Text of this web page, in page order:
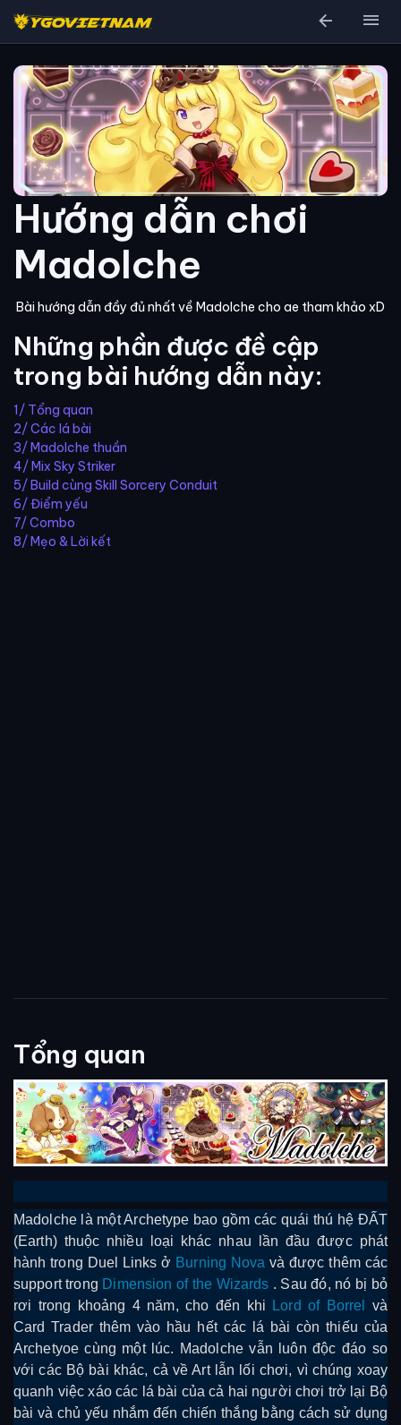
arrow_back menu
Hướng dẫn chơi
Madolche
Bài hướng dẫn đầy đủ nhất về Madolche cho ae tham khảo xD
Những phần được đề cập
trong bài hướng dẫn này:
1/ Tổng quan
2/ Các lá bài
3/ Madolche thuần
4/ Mix Sky Striker
5/ Build cùng Skill Sorcery Conduit
6/ Điểm yếu
7/ Combo
8/ Mẹo & Lời kết
Tổng quan
Madolche là một Archetype bao gồm các quái thú hệ ĐẤT
(Earth) thuộc nhiều loại khác nhau lần đầu được phát
hành trong Duel Links ở Burning Nova và được thêm các
support trong Dimension of the Wizards . Sau đó, nó bị bỏ
rơi trong khoảng 4 năm, cho đến khi
Lord of Borrel
và
Card Trader thêm vào hầu hết các lá bài còn thiếu của
Archetyoe cùng một lúc. Madolche vẫn luôn độc đáo so
với các Bộ bài khác, cả về Art lẫn lối chơi, vì chúng xoay
quanh việc xáo các lá bài của cả hai người chơi trở lại Bộ
bài và chủ yếu nhắm đến chiến thắng bằng cách sử dụng